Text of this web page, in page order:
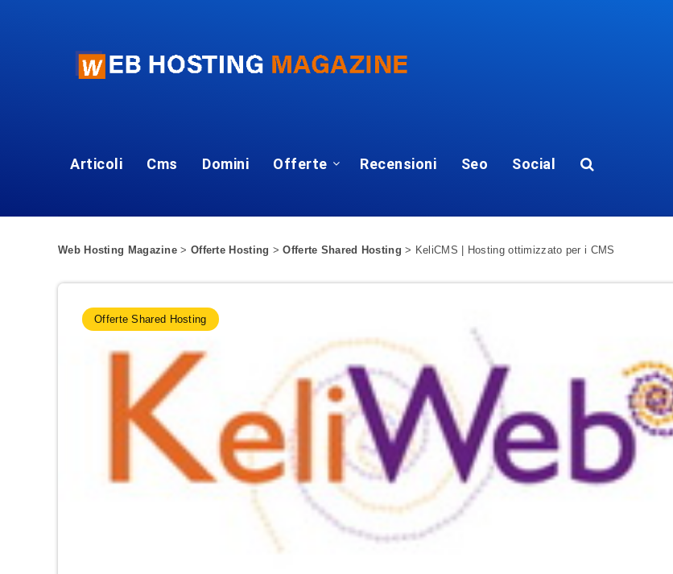
Articoli Cms Domini Offerte Recensioni Seo Social
Web Hosting Magazine > Offerte Hosting >Offerte Shared Hosting > KeliCMS | Hosting ottimizzato per i CMS
Offerte Shared Hosting